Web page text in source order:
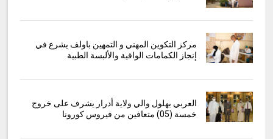
مركز التكوين المهني و التمهين باولف يشرع في
إنجاز الكمامات الواقية والألبسة الطبية
العربي بهلول والي ولاية أدرار يشرف على خروج
خمسة (05) متعافين من فيروس كورونا